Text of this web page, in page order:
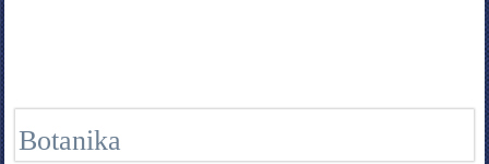
Botanika